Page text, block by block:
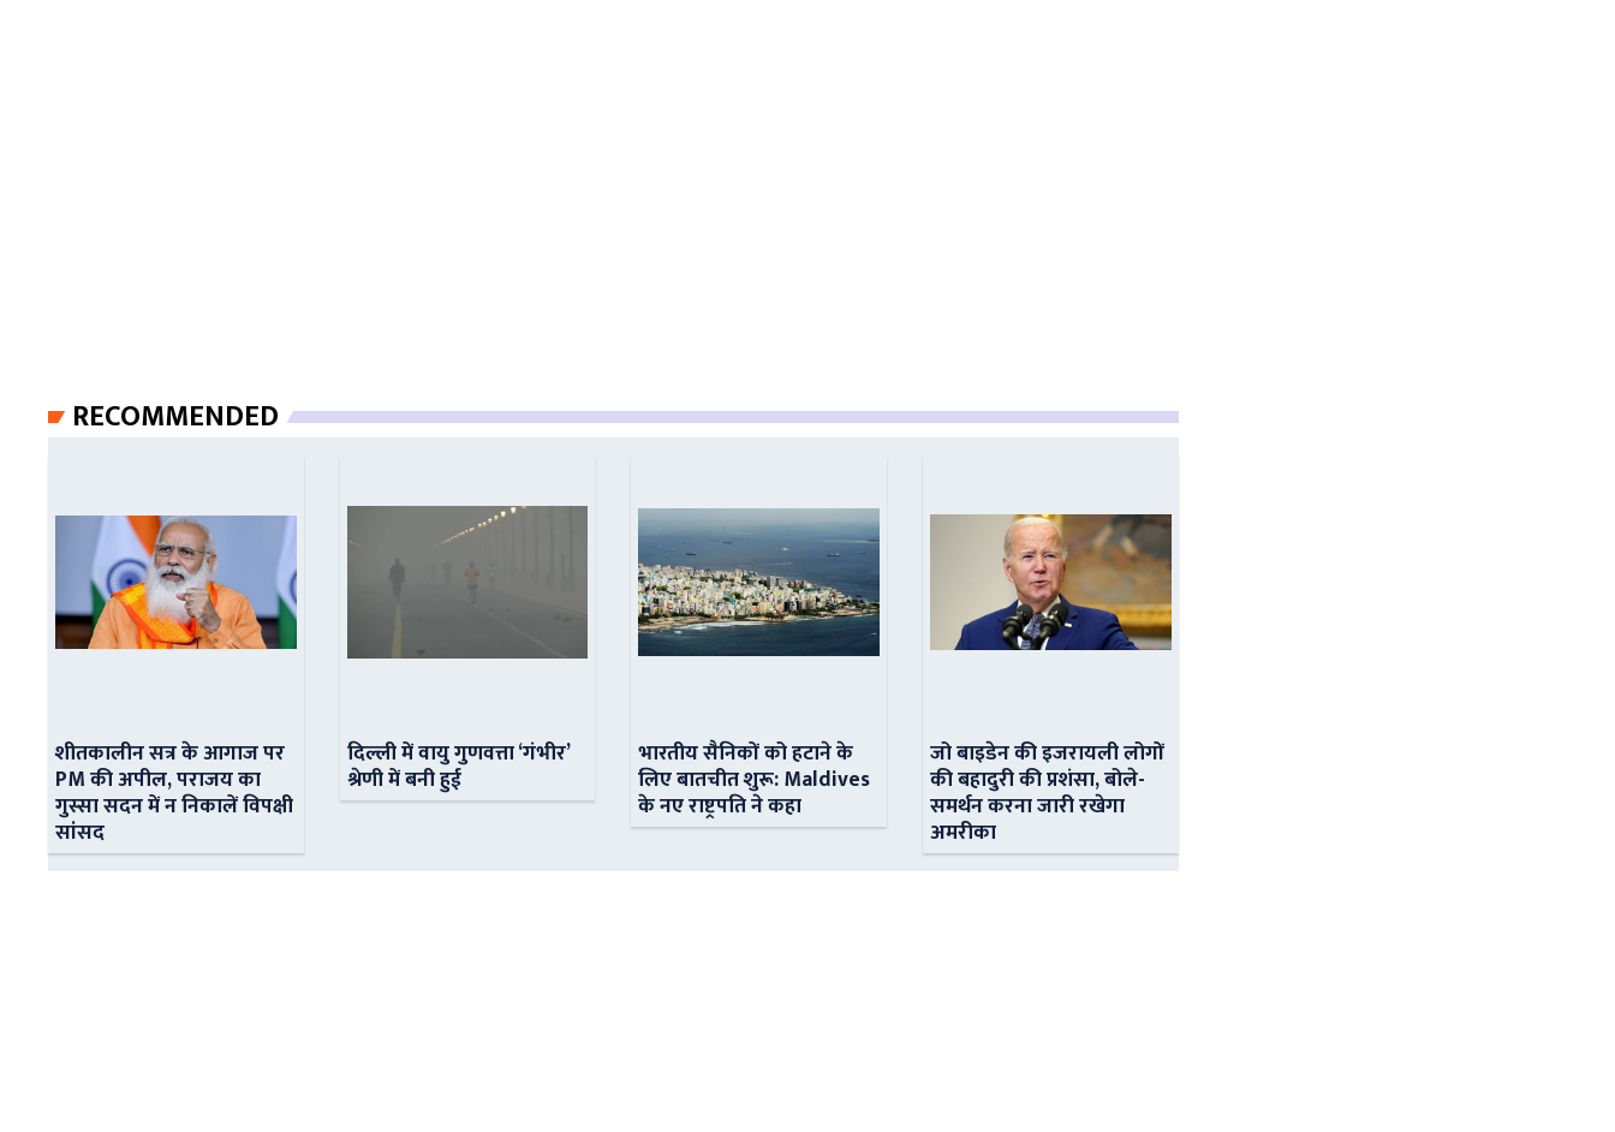
RECOMMENDED
शीतकालीन सत्र के आगाज पर
PM की अपील, पराजय का
गुस्सा सदन में न निकालें विपक्षी
सांसद
दिल्ली में वायु गुणवत्ता ‘गंभीर’
श्रेणी में बनी हुई
भारतीय सैनिकों को हटाने के
लिए बातचीत शुरू: Maldives
के नए राष्ट्रपति ने कहा
जो बाइडेन की इजरायली लोगों
की बहादुरी की प्रशंसा, बोले-
समर्थन करना जारी रखेगा
अमरीका